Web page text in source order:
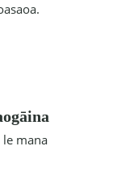
le mana